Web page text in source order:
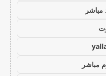
مباشر
مباشر